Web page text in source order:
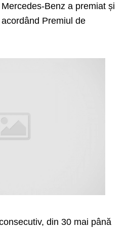
Benz a premiat și
Premiul de
din 30 mai până